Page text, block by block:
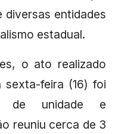
entidades
estadual.
o ato realizado
sexta-feira (16) foi
de unidade e
reuniu cerca de 3